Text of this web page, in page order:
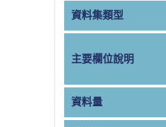
資料集類型
主要欄位說明
資料量